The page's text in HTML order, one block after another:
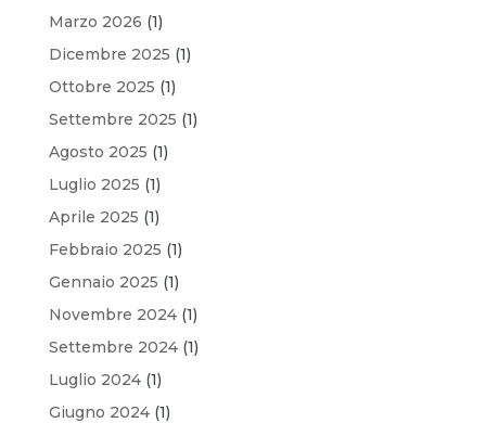
Marzo 2026 (1)
Dicembre 2025 (1)
Ottobre 2025 (1)
Settembre 2025 (1)
Agosto 2025 (1)
Luglio 2025 (1)
Aprile 2025 (1)
Febbraio 2025 (1)
Gennaio 2025 (1)
Novembre 2024(1)
Settembre 2024(1)
Luglio 2024(1)
Giugno 2024(1)